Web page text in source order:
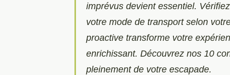
imprévus devient essentiel.
votre mode de transport selon
proactive transforme votre
enrichissant. Découvrez nos 10
pleinement de votre escapade.